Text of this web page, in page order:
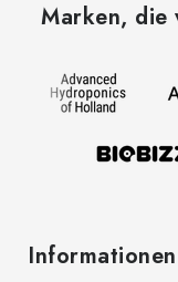
Marken, die